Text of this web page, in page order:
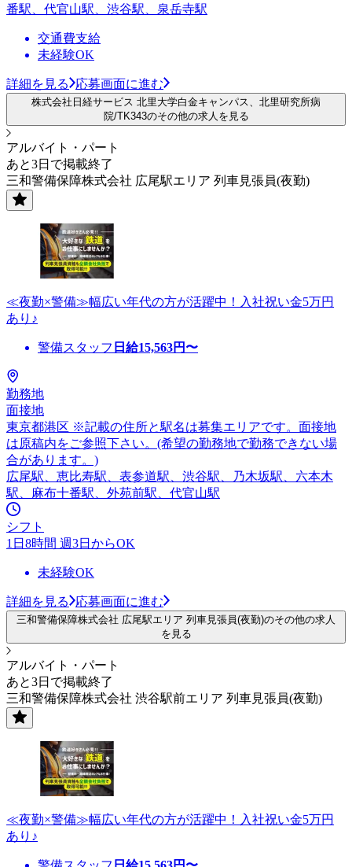
番駅、代官山駅、渋谷駅、泉岳寺駅
交通費支給
未経験OK
詳細を見る 応募画面に進む
株式会社日経サービス 北里大学白金キャンパス、北里研究所病
院/TK343のその他の求人を見る
アルバイト・パート
あと3日で掲載終了
三和警備保障株式会社 広尾駅エリア 列車見張員(夜勤)
≪夜勤×警備≫幅広い年代の方が活躍中！入社祝い金5万円
あり♪
警備スタッフ 日給15,563円〜
勤務地
面接地
東京都港区 ※記載の住所と駅名は募集エリアです。面接地
は原稿内をご参照下さい。(希望の勤務地で勤務できない場
合があります。)
広尾駅、恵比寿駅、表参道駅、渋谷駅、乃木坂駅、六本木
駅、麻布十番駅、外苑前駅、代官山駅
シフト
1日8時間 週3日からOK
未経験OK
詳細を見る 応募画面に進む
三和警備保障株式会社 広尾駅エリア 列車見張員(夜勤)のその他の求人
を見る
アルバイト・パート
あと3日で掲載終了
三和警備保障株式会社 渋谷駅前エリア 列車見張員(夜勤)
≪夜勤×警備≫幅広い年代の方が活躍中！入社祝い金5万円
あり♪